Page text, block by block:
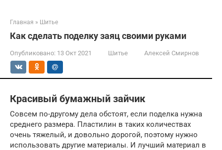
Главная » Шитье
Как сделать поделку заяц своими руками
Опубликовано: 13 Окт 2021 Шитье Алексей Смирнов
Красивый бумажный зайчик
Совсем по-другому дела обстоят, если поделка нужна
среднего размера. Пластилин в таких количествах
очень тяжелый, и довольно дорогой, поэтому нужно
использовать другие материалы. И лучший материал в